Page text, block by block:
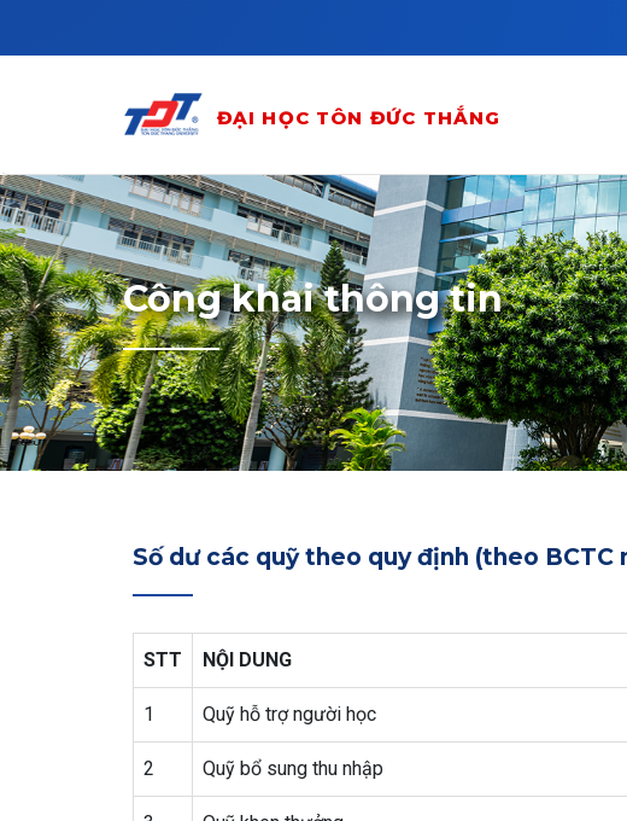
ĐẠI HỌC TÔN ĐỨC THẮNG
Công khai thông tin
Số dư các quỹ theo quy định (theo
STT NỘI DUNG
1 Quỹ hỗ trợ người học
2 Quỹ bổ sung thu nhập